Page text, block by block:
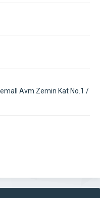
Avm Zemin Kat No.1 /